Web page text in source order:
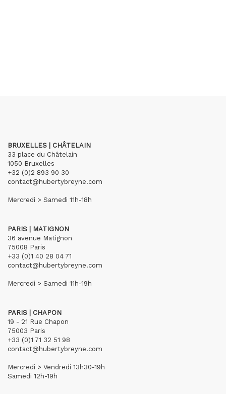
BRUXELLES | CHÂTELAIN
33 place du Châtelain
1050 Bruxelles
+32 (0)2 893 90 30
contact@hubertybreyne.com
Mercredi > Samedi 11h-18h
PARIS | MATIGNON
36 avenue Matignon
75008 Paris
+33 (0)1 40 28 04 71
contact@hubertybreyne.com
Mercredi > Samedi 11h-19h
PARIS | CHAPON
19 - 21 Rue Chapon
75003 Paris
+33 (0)1 71 32 51 98
contact@hubertybreyne.com
Mercredi > Vendredi 13h30-19h
Samedi 12h-19h